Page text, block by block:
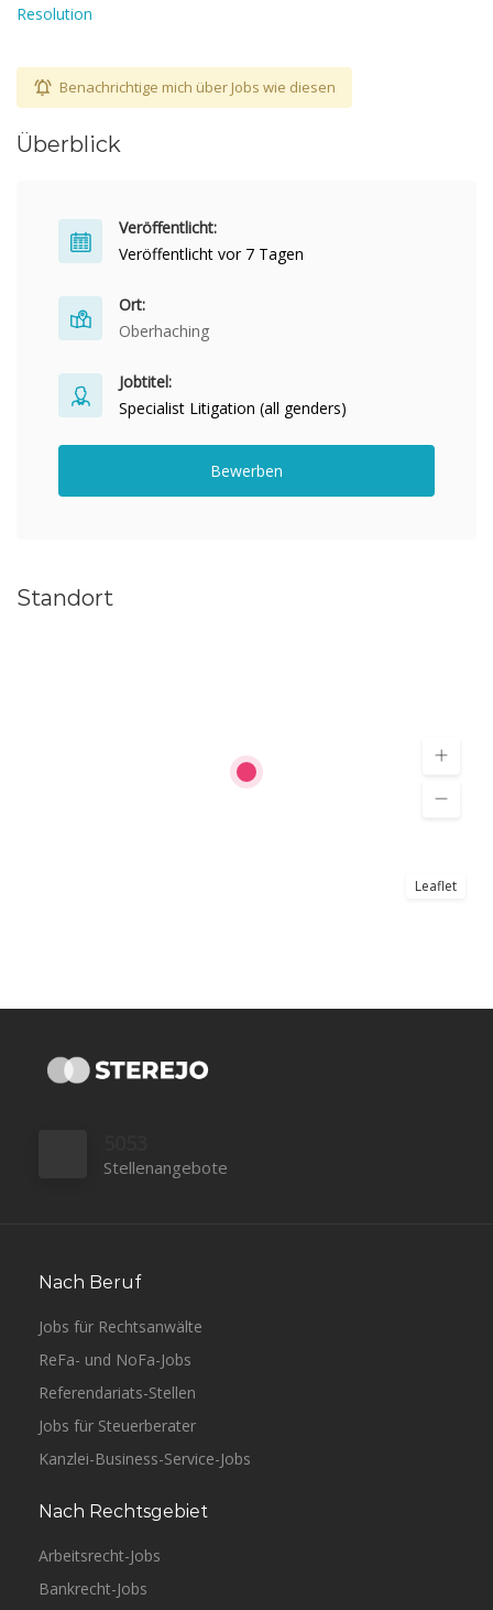
Resolution
Benachrichtige mich über Jobs wie diesen
Überblick
Veröffentlicht:
Veröffentlicht vor 7 Tagen
Ort:
Oberhaching
Jobtitel:
Specialist Litigation (all genders)
Bewerben
Standort
Leaflet
Stellenangebote
Nach Beruf
Jobs für Rechtsanwälte
ReFa- und NoFa-Jobs
Referendariats-Stellen
Jobs für Steuerberater
Kanzlei-Business-Service-Jobs
Nach Rechtsgebiet
Arbeitsrecht-Jobs
Bankrecht-Jobs